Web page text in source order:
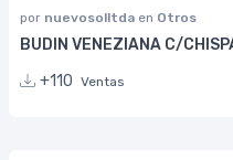
por nuevosolltda en Otros
BUDIN VENEZIANA C/
+110 Ventas